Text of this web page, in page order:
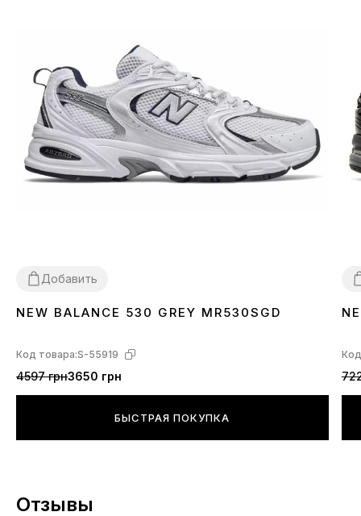
Добавить
3637 3839404142 434445
NEW BALANCE 530 GREY MR530SGD
Код товара:S-55919
4597 грн3650 грн
БЫСТРАЯ ПОКУПКА
Отзывы